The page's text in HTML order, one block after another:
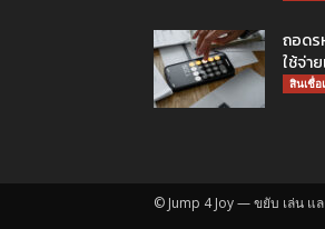
ถอดร
ใช้จ่า
สินเชื่อ
© Jump 4 Joy — ขยับ เล่น แ